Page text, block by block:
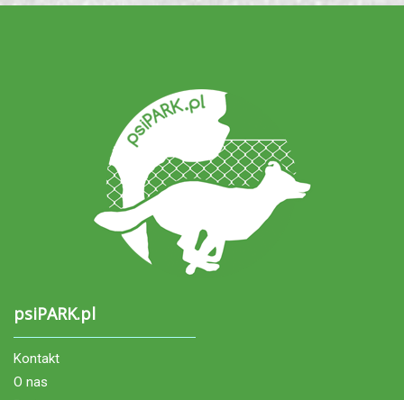
psiPARK.pl
Kontakt
O nas